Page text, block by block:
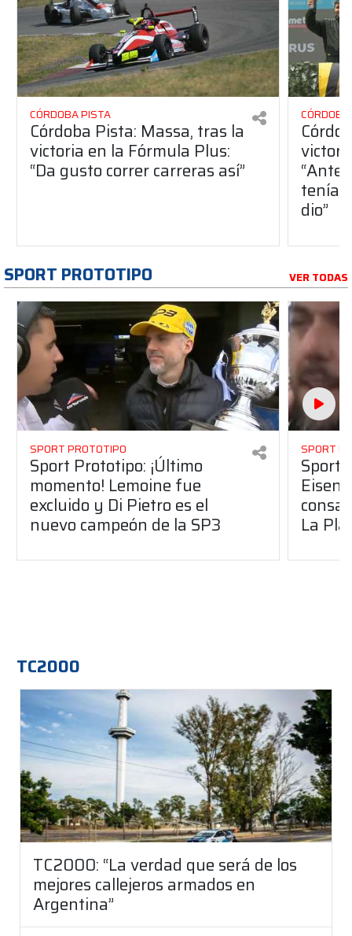
CÓRDOBA PISTA
Córdoba Pista: Massa, tras la
victoria en la Fórmula Plus:
“Da gusto correr carreras así”
dio”
SPORT PROTOTIPO VER TODAS
SPORT PROTOTIPO
Sport Prototipo: ¡Último
momento! Lemoine fue
excluido y Di Pietro es el
nuevo campeón de la SP3
SPORT
Sport
La
TC2000
TC2000: “La verdad que será de los
mejores callejeros armados en
Argentina”